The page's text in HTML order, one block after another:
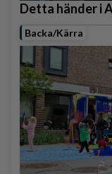
Detta händer i
Backa/Kärra